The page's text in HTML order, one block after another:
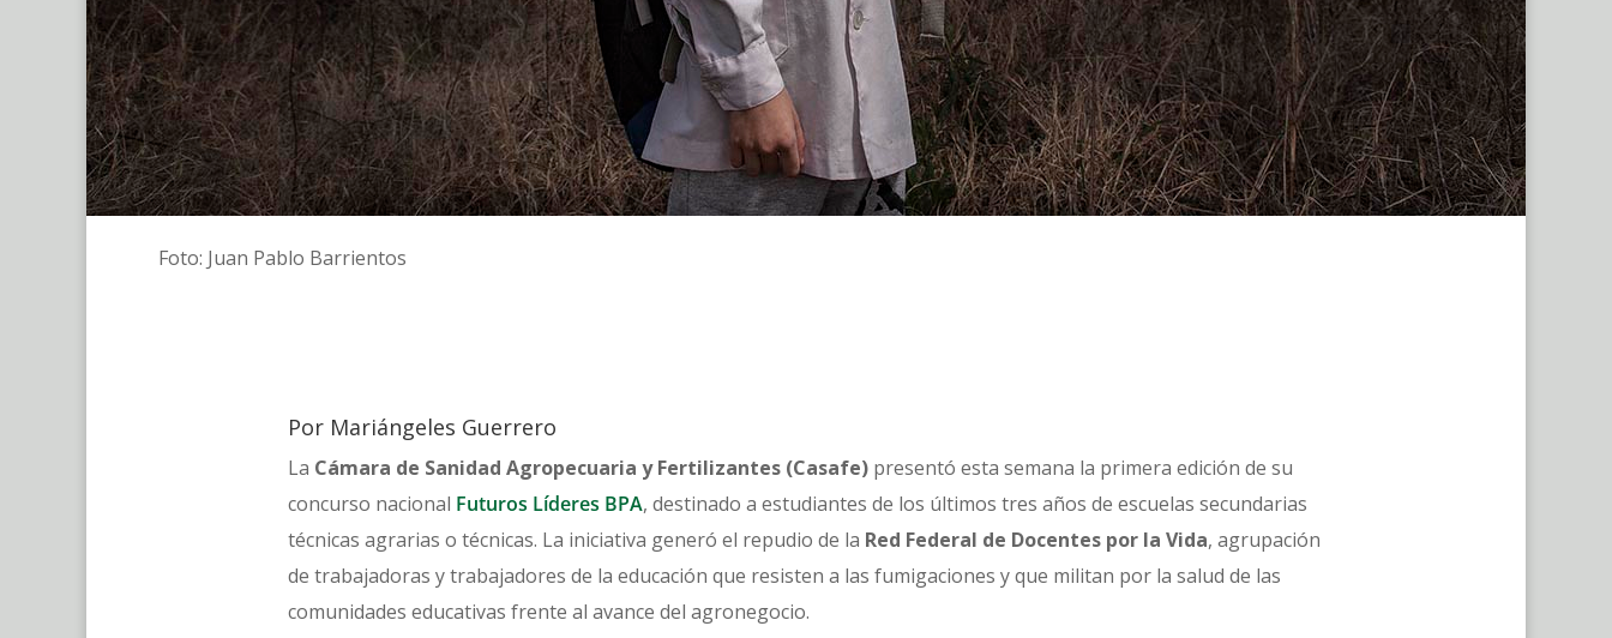
Foto: Juan Pablo Barrientos
Por Mariángeles Guerrero
La Cámara de Sanidad Agropecuaria y Fertilizantes (Casafe) presentó esta semana la primera edición de su
concurso nacional Futuros Líderes BPA, destinado a estudiantes de los últimos tres años de escuelas secundarias
técnicas agrarias o técnicas. La iniciativa generó el repudio de la Red Federal de Docentes por la Vida, agrupación
de trabajadoras y trabajadores de la educación que resisten a las fumigaciones y que militan por la salud de las
comunidades educativas frente al avance del agronegocio.